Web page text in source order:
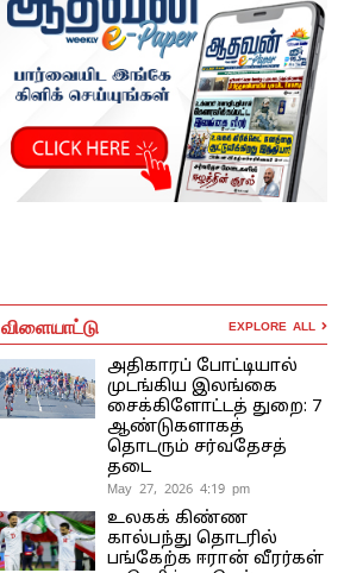
விளையாட்டு EXPLORE ALL
அதிகாரப் போட்டியால்
முடங்கிய இலங்கை
சைக்கிளோட்டத் துறை: 7
ஆண்டுகளாகத்
தொடரும் சர்வதேசத்
தடை
May 27, 2026 4:19 pm
உலகக் கிண்ண
கால்பந்து தொடரில்
பங்கேற்க ஈரான் வீரர்கள்